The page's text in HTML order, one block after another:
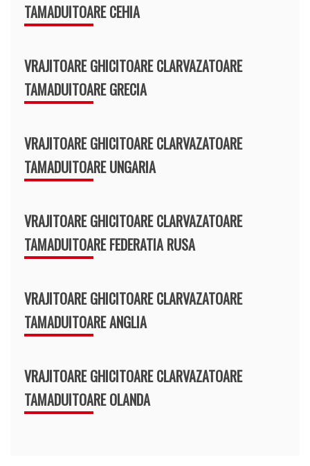
TAMADUITOARE CEHIA
VRAJITOARE GHICITOARE CLARVAZATOARE
TAMADUITOARE GRECIA
VRAJITOARE GHICITOARE CLARVAZATOARE
TAMADUITOARE UNGARIA
VRAJITOARE GHICITOARE CLARVAZATOARE
TAMADUITOARE FEDERATIA RUSA
VRAJITOARE GHICITOARE CLARVAZATOARE
TAMADUITOARE ANGLIA
VRAJITOARE GHICITOARE CLARVAZATOARE
TAMADUITOARE OLANDA